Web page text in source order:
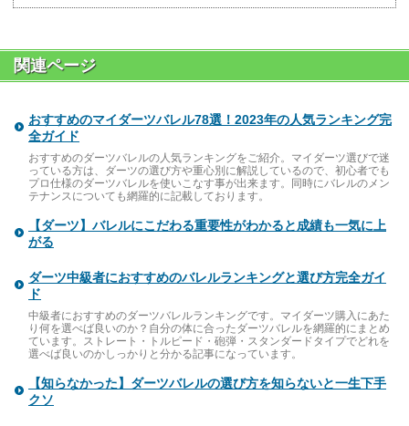
関連ページ
おすすめのマイダーツバレル78選！2023年の人気ランキング完
全ガイド
おすすめのダーツバレルの人気ランキングをご紹介。マイダーツ選びで迷
っている方は、ダーツの選び方や重心別に解説しているので、初心者でも
プロ仕様のダーツバレルを使いこなす事が出来ます。同時にバレルのメン
テナンスについても網羅的に記載しております。
【ダーツ】バレルにこだわる重要性がわかると成績も一気に上
がる
ダーツ中級者におすすめのバレルランキングと選び方完全ガイ
ド
中級者におすすめのダーツバレルランキングです。マイダーツ購入にあた
り何を選べば良いのか？自分の体に合ったダーツバレルを網羅的にまとめ
ています。ストレート・トルピード・砲弾・スタンダードタイプでどれを
選べば良いのかしっかりと分かる記事になっています。
【知らなかった】ダーツバレルの選び方を知らないと一生下手
クソ